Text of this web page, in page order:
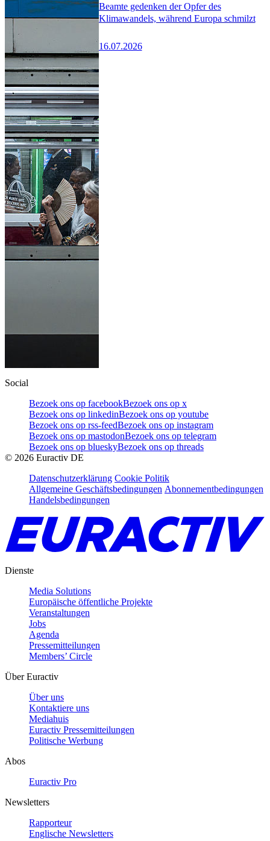
Beamte gedenken der Opfer des
Klimawandels, während Europa schmilzt
16.07.2026
Social
Bezoek ons op facebookBezoek ons op x
Bezoek ons op linkedinBezoek ons op youtube
Bezoek ons op rss-feedBezoek ons op instagram
Bezoek ons op mastodonBezoek ons op telegram
Bezoek ons op blueskyBezoek ons op threads
© 2026 Euractiv DE
Datenschutzerklärung Cookie Politik
Allgemeine Geschäftsbedingungen Abonnementbedingungen
Handelsbedingungen
Dienste
Media Solutions
Europäische öffentliche Projekte
Veranstaltungen
Jobs
Agenda
Pressemitteilungen
Members’ Circle
Über Euractiv
Über uns
Kontaktiere uns
Mediahuis
Euractiv Pressemitteilungen
Politische Werbung
Abos
Euractiv Pro
Newsletters
Rapporteur
Englische Newsletters